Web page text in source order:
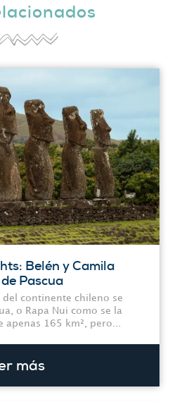
Belén y Camila
Pascua
continente chileno se
o Rapa Nui como se la
165 km², pero...
más